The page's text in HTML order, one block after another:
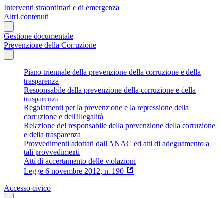
Interventi straordinari e di emergenza
Altri contenuti
Gestione documentale
Prevenzione della Corruzione
Piano triennale della prevenzione della corruzione e della
trasparenza
Responsabile della prevenzione della corruzione e della
trasparenza
Regolamenti per la prevenzione e la repressione della
corruzione e dell'illegalità
Relazione del responsabile della prevenzione della corruzione
e della trasparenza
Provvedimenti adottati dall'ANAC ed atti di adeguamento a
tali provvedimenti
Atti di accertamento delle violazioni
Legge 6 novembre 2012, n. 190
Accesso civico